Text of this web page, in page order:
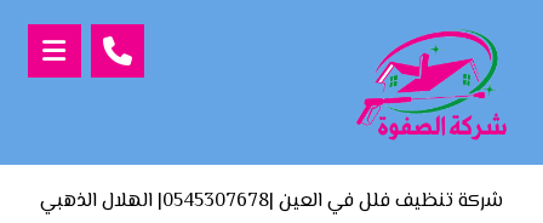
شركة تنظيف فلل في العين |0545307678| الهلال الذهبي